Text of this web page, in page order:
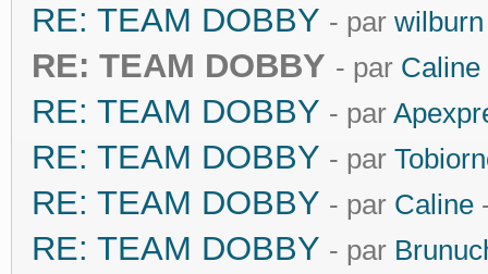
RE: TEAM DOBBY - par wilburn
RE: TEAM DOBBY - par Caline
RE: TEAM DOBBY - par
RE: TEAM DOBBY - par
RE: TEAM DOBBY - par Caline
RE: TEAM DOBBY - par